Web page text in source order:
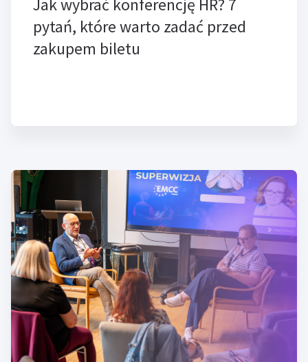
Jak wybrać konferencję HR? 7
pytań, które warto zadać przed
zakupem biletu